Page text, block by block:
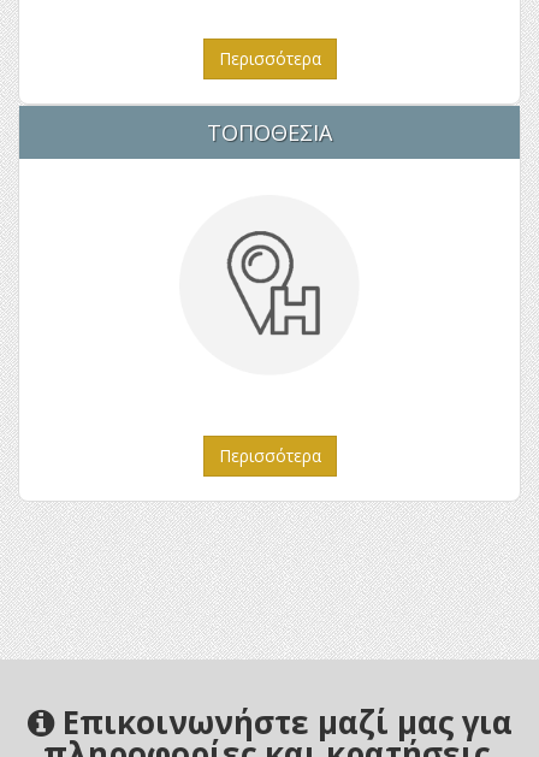
Περισσότερα
ΤΟΠΟΘΕΣΙΑ
Περισσότερα
Επικοινωνήστε μαζί μας για